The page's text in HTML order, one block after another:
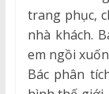
trang phục,
nhà khách.
em ngồi
Bác phân